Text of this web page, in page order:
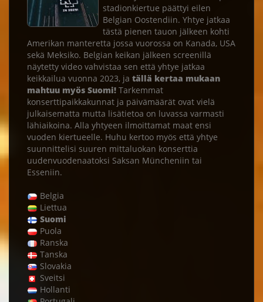
stadionkiertue päättyi eilen
Belgian Oostendiin. Yhtye jatkaa
tästä pienen tauon jälkeen kohti
Amerikan manteretta jossa vuorossa on Kanada, USA
sekä Meksiko. Belgian keikan jälkeen screenillä
näytetty video vahvistaa sen että yhtye jatkaa
keikkailua vuonna 2023, ja tällä kertaa mukaan
mahtuu myös Suomi! Tarkemmat
konserttipaikkakunnat ja päivämäärät ovat vielä
julkaisematta mutta lisätietoa on luvassa varmasti
lähiaikoina. Alla yhtyeen ilmoittamat maat ensi
vuoden kiertueelle. Huhu kertoo myös että yhtye
suunnittelisi suuren mittaluokan konserttia
uudenvuodenaatoksi Saksan Müncheniin tai
Esseniin.
Belgia
Liettua
Suomi
Puola
Ranska
Tanska
Slovakia
Sveitsi
Hollanti